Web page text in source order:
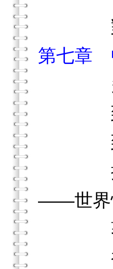
對日
第七章
到小
到亞
擔任
——世界
著述
被推